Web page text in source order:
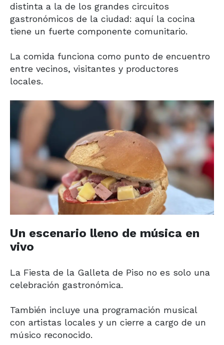
distinta a la de los grandes circuitos
gastronómicos de la ciudad: aquí la cocina
tiene un fuerte componente comunitario.
La comida funciona como punto de encuentro
entre vecinos, visitantes y productores
locales.
Un escenario lleno de música en
vivo
La Fiesta de la Galleta de Piso no es solo una
celebración gastronómica.
También incluye una programación musical
con artistas locales y un cierre a cargo de un
músico reconocido.